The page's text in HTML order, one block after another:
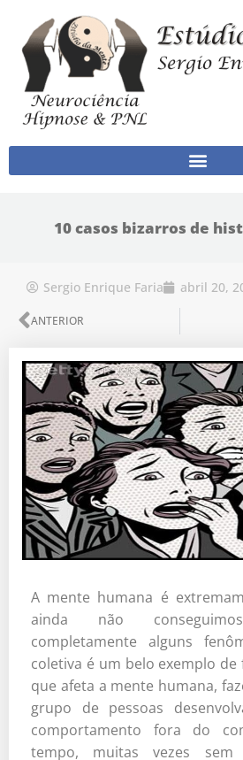
10 casos bizarros de
Sergio Enrique Faria abril 20,
Anterior
ANTERIOR
A mente humana é
ainda não
completamente alguns
coletiva é um belo exemplo
que afeta a mente humana,
grupo de pessoas
comportamento fora do
tempo, muitas vezes sem